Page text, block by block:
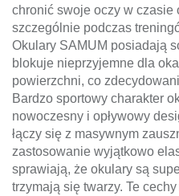
chronić swoje oczy w czasie
szczególnie podczas
Okulary SAMUM posiadają
blokuje nieprzyjemne dla
powierzchni, co
Bardzo sportowy charakter
nowoczesny i opływowy
łączy się z masywnym
zastosowanie wyjątkowo
sprawiają, że okulary są
trzymają się twarzy. Te